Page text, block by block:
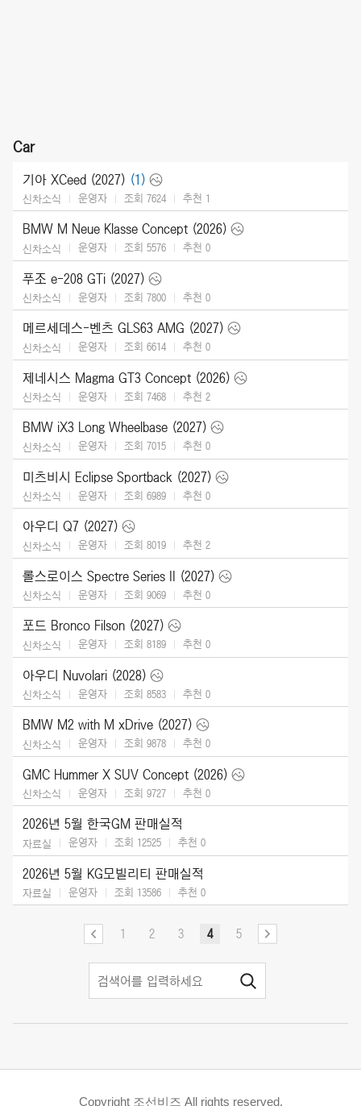
Car
기아 XCeed (2027) (1)
신차소식 운영자 조회 7624 추천 1
BMW M Neue Klasse Concept (2026)
신차소식 운영자 조회 5576 추천 0
푸조 e-208 GTi (2027)
신차소식 운영자 조회 7800 추천 0
메르세데스-벤츠 GLS63 AMG (2027)
신차소식 운영자 조회 6614 추천 0
제네시스 Magma GT3 Concept (2026)
신차소식 운영자 조회 7468 추천 2
BMW iX3 Long Wheelbase (2027)
신차소식 운영자 조회 7015 추천 0
미츠비시 Eclipse Sportback (2027)
신차소식 운영자 조회 6989 추천 0
아우디 Q7 (2027)
신차소식 운영자 조회 8019 추천 2
롤스로이스 Spectre Series II (2027)
신차소식 운영자 조회 9069 추천 0
포드 Bronco Filson (2027)
신차소식 운영자 조회 8189 추천 0
아우디 Nuvolari (2028)
신차소식 운영자 조회 8583 추천 0
BMW M2 with M xDrive (2027)
신차소식 운영자 조회 9878 추천 0
GMC Hummer X SUV Concept (2026)
신차소식 운영자 조회 9727 추천 0
2026년 5월 한국GM 판매실적
자료실 운영자 조회 12525 추천 0
2026년 5월 KG모빌리티 판매실적
자료실 운영자 조회 13586 추천 0
1 2 3 4 5
Copyright 조선비즈 All rights reserved.